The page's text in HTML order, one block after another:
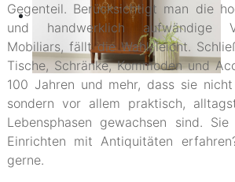
Gegenteil. Berücksichtigt man die
und handwerklich aufwändige
Mobiliars, fällt die Wahl leicht.
Tische, Schränke, Kommoden und
100 Jahren und mehr, dass sie
sondern vor allem praktisch,
Lebensphasen gewachsen sind.
Einrichten mit Antiquitäten
gerne.